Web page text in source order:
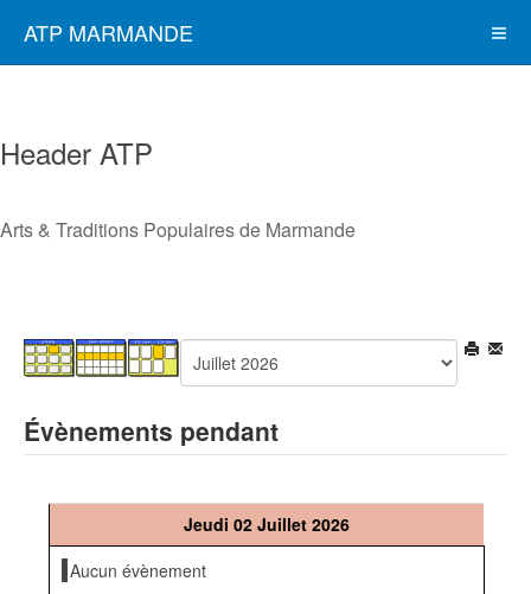
ATP MARMANDE
Header ATP
Arts & Traditions Populaires de Marmande
Évènements pendant
Jeudi 02 Juillet 2026
Aucun évènement